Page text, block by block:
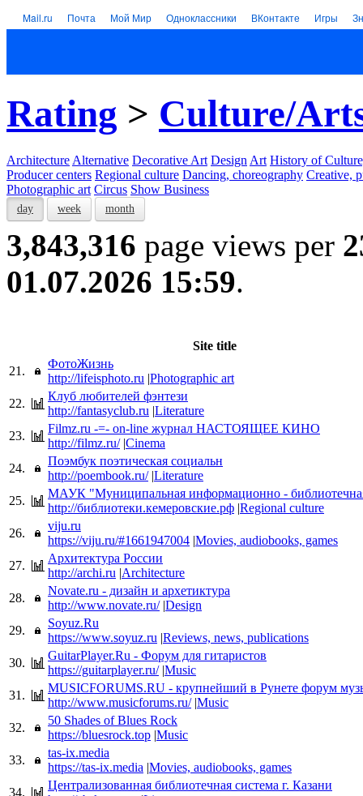
Mail.ru Почта Мой Мир Одноклассники ВКонтакте Игры
Rating > Culture/
Architecture Alternative Decorative Art Design Art History of
Producer centers Regional culture Dancing, choreography Creative,
Photographic art Circus Show Business
day week month
3,843,316 page views per
01.07.2026 15:59.
Site title
21.
ФотоЖизнь
http://lifeisphoto.ru |Photographic art
22.
Клуб любителей фэнтези
http://fantasyclub.ru |Literature
23.
Filmz.ru -=- on-line журнал НАСТОЯЩЕЕ КИНО
http://filmz.ru/ |Cinema
24.
Поэмбук поэтическая социальн
http://poembook.ru/ |Literature
25.
МАУК "Муниципальная информационно -
http://библиотеки.кемеровские.рф |Regional culture
26.
viju.ru
https://viju.ru/#1661947004 |Movies, audiobooks, games
27.
Архитектура России
http://archi.ru |Architecture
28.
Novate.ru - дизайн и архетиктура
http://www.novate.ru/ |Design
29.
Soyuz.Ru
https://www.soyuz.ru |Reviews, news, publications
30.
GuitarPlayer.Ru - Форум для гитаристов
https://guitarplayer.ru/ |Music
31.
MUSICFORUMS.RU - крупнейший в Рунете форум
http://www.musicforums.ru/ |Music
32.
50 Shades of Blues Rock
https://bluesrock.top |Music
33.
tas-ix.media
https://tas-ix.media |Movies, audiobooks, games
34.
Централизованная библиотечная система г. Казани